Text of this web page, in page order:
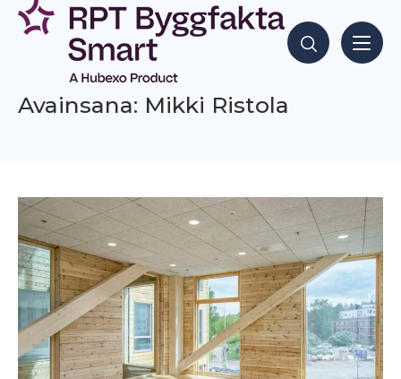
Siirry
sisältöön
Hae sisältöjä
Avainsana: Mikki Ristola